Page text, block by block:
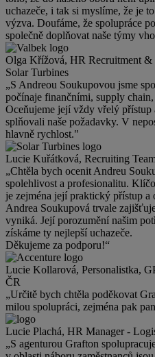
uchazeče, i tak si myslíme, že je
výzva. Doufáme, že spolupráce
společně doplňovat naše týmy
Olga Křížová, HR Recruitment &
Solar Turbines
„S Andreou Soukupovou jsme
počínaje finančními, supply
Oceňujeme její vždy vřelý
splňovali naše požadavky. V
hlavně rychlost."
Lucie Kuřátková, Recruiting
„Chtěla bych ocenit Andreu
spolehlivost a profesionalitu.
je zejména její praktický přístup
Andrea Soukupová trvale
vyniká. Její porozumění našim
získáme ty nejlepší uchazeče.
Děkujeme za podporu!“
Lucie Kollarová, Personalistka,
ČR
„Určitě bych chtěla poděkovat
milou spolupráci, zejména pak
Lucie Plachá, HR Manager -
„S agenturou Grafton